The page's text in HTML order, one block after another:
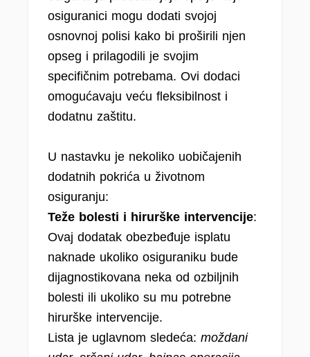
osiguranici mogu dodati svojoj
osnovnoj polisi kako bi proširili njen
opseg i prilagodili je svojim
specifičnim potrebama. Ovi dodaci
omogućavaju veću fleksibilnost i
dodatnu zaštitu.
U nastavku je nekoliko uobičajenih
dodatnih pokrića u životnom
osiguranju:
Teže bolesti i hirurške intervencije:
Ovaj dodatak obezbeđuje isplatu
naknade ukoliko osiguraniku bude
dijagnostikovana neka od ozbiljnih
bolesti ili ukoliko su mu potrebne
hirurške intervencije.
Lista je uglavnom sledeća: moždani